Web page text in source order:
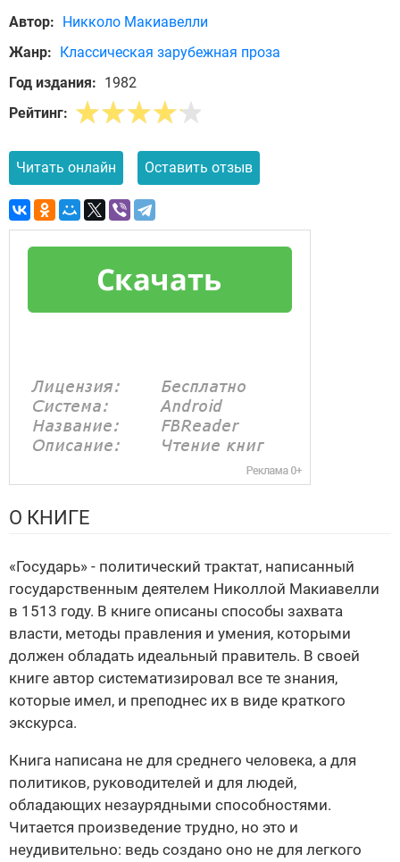
Автор: Никколо Макиавелли
Жанр: Классическая зарубежная проза
Год издания: 1982
Рейтинг:
Читать онлайн Оставить отзыв
О КНИГЕ
«Государь» - политический трактат, написанный
государственным деятелем Николлой Макиавелли
в 1513 году. В книге описаны способы захвата
власти, методы правления и умения, которыми
должен обладать идеальный правитель. В своей
книге автор систематизировал все те знания,
которые имел, и преподнес их в виде краткого
экскурса.
Книга написана не для среднего человека, а для
политиков, руководителей и для людей,
обладающих незаурядными способностями.
Читается произведение трудно, но это и
неудивительно: ведь создано оно не для легкого